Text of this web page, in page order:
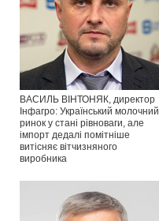
ВАСИЛЬ ВІНТОНЯК, директор
Інфагро: Український молочний
ринок у стані рівноваги, але
імпорт дедалі помітніше
витісняє вітчизняного
виробника